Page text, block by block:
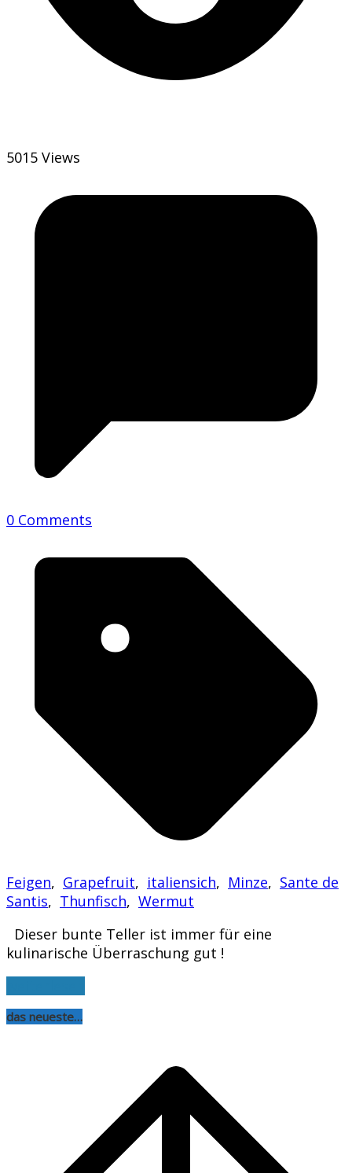
5015 Views
0 Comments
Feigen, Grapefruit, italiensich, Minze, Sante de
Santis, Thunfisch, Wermut
Dieser bunte Teller ist immer für eine
kulinarische Überraschung gut !
das neueste…